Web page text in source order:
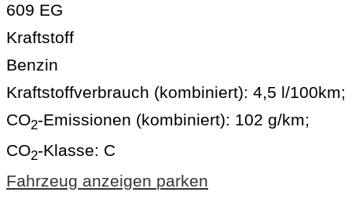
609 EG
Kraftstoff
Benzin
Kraftstoffverbrauch (kombiniert): 4,5 l/100km;
CO2-Emissionen (kombiniert): 102 g/km;
CO2-Klasse: C
Fahrzeug anzeigen parken